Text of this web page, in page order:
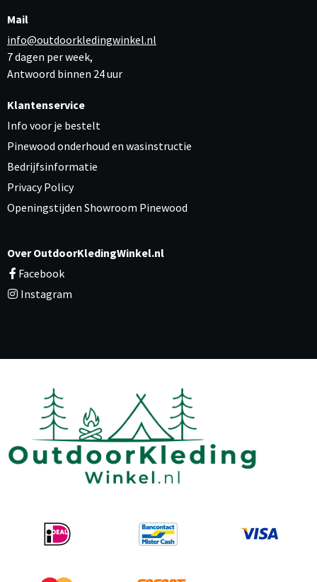
Mail
info@outdoorkledingwinkel.nl
7 dagen per week,
Antwoord binnen 24 uur
Klantenservice
Info voor je bestelt
Pinewood onderhoud en wasinstructie
Bedrijfsinformatie
Privacy Policy
Openingstijden Showroom Pinewood
Over OutdoorKledingWinkel.nl
Facebook
Instagram